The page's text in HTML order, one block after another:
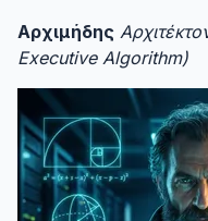
Αρχιμήδης
Executive Algorithm)